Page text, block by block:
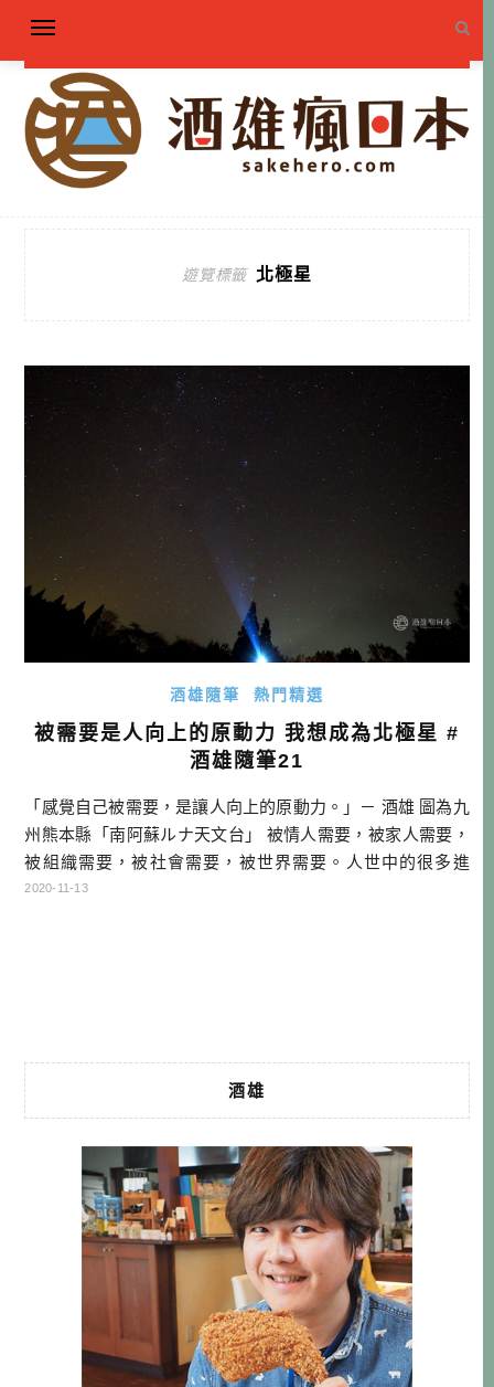
遊覽標籤 北極星
酒雄隨筆 熱門精選
被需要是人向上的原動力 我想成為北極星 #
酒雄隨筆21
「感覺自己被需要，是讓人向上的原動力。」－ 酒雄 圖為九
州熊本縣「南阿蘇ルナ天文台」 被情人需要，被家人需要，
被組織需要，被社會需要，被世界需要。人世中的很多進
步，並不是源自於「必要」，而是「滿足想像」。 如果是個
2020-11-13
酒雄